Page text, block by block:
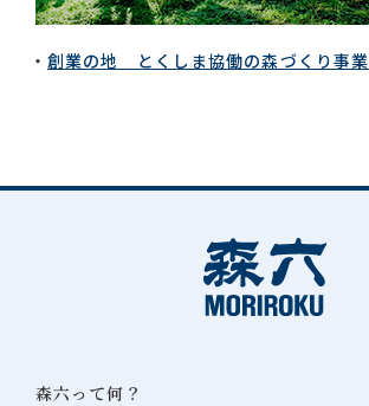
創業の地 とくしま協働の森づくり事業
森六って何？